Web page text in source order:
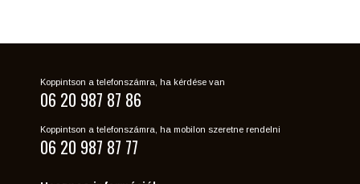
Koppintson a telefonszámra, ha kérdése van
06 20 987 87 86
Koppintson a telefonszámra, ha mobilon szeretne rendelni
06 20 987 87 77